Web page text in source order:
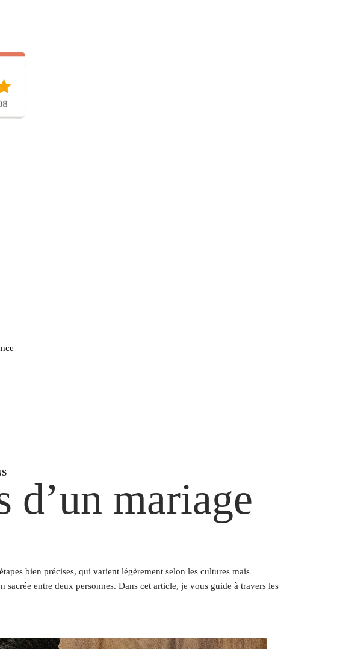
d’un mariage
bien précises, qui varient légèrement selon les cultures mais
entre deux personnes. Dans cet article, je vous guide à travers les